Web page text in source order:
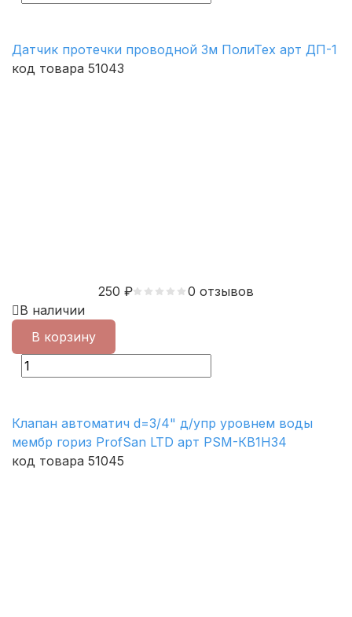
Датчик протечки проводной 3м ПолиТех арт ДП-1
код товара 51043
250 ₽
0 отзывов
В наличии
В корзину
Клапан автоматич d=3/4" д/упр уровнем воды
мембр гориз ProfSan LTD арт PSM-КВ1Н34
код товара 51045